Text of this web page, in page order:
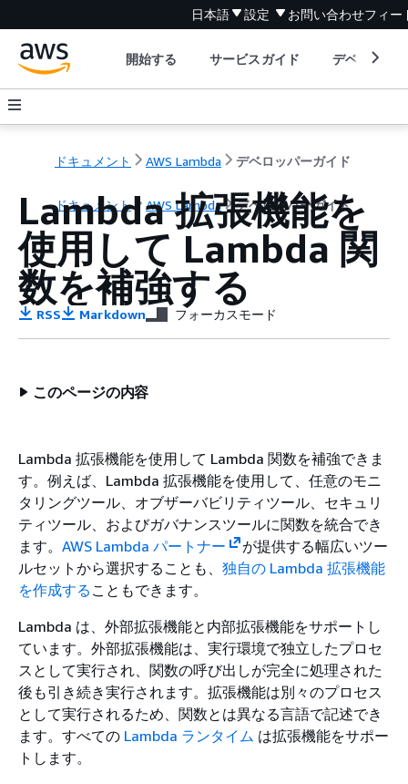
日本語 設定 お問い合わせフィー
開始する サービスガイド デベロッパ
ドキュメント AWS Lambda デベロッパーガイド
ドキュメント AWS Lambda デベロッパーガイド
Lambda 拡張機能を
使用して Lambda 関
数を補強する
RSS Markdown フォーカスモード
このページの内容
Lambda 拡張機能を使用して Lambda 関数を補強できま
す。例えば、Lambda 拡張機能を使用して、任意のモニ
タリングツール、オブザーバビリティツール、セキュリ
ティツール、およびガバナンスツールに関数を統合でき
ます。 AWS Lambda パートナー
が提供する幅広いツー
ルセットから選択することも、 独自の Lambda 拡張機能
を作成する こともできます。
Lambda は、外部拡張機能と内部拡張機能をサポートし
ています。外部拡張機能は、実行環境で独立したプロセ
スとして実行され、関数の呼び出しが完全に処理された
後も引き続き実行されます。拡張機能は別々のプロセス
として実行されるため、関数とは異なる言語で記述でき
ます。すべての Lambda ランタイム は拡張機能をサポー
トします。